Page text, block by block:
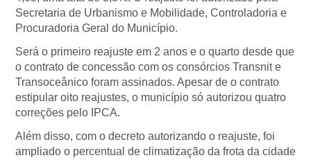
Secretaria de Urbanismo e Mobilidade, Controladoria e
Procuradoria Geral do Município.
Será o primeiro reajuste em 2 anos e o quarto desde que
o contrato de concessão com os consórcios Transnit e
Transoceânico foram assinados. Apesar de o contrato
estipular oito reajustes, o município só autorizou quatro
correções pelo IPCA.
Além disso, com o decreto autorizando o reajuste, foi
ampliado o percentual de climatização da frota da cidade